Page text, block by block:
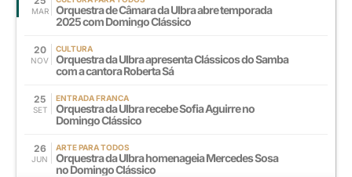
MAR
Orquestra de Câmara da Ulbra abre temporada
2025 com Domingo Clássico
20
NOV
CULTURA
Orquestra da Ulbra apresenta Clássicos do Samba
com a cantora Roberta Sá
25
SET
ENTRADA FRANCA
Orquestra da Ulbra recebe Sofia Aguirre no
Domingo Clássico
26
JUN
ARTE PARA TODOS
Orquestra da Ulbra homenageia Mercedes Sosa
no Domingo Clássico